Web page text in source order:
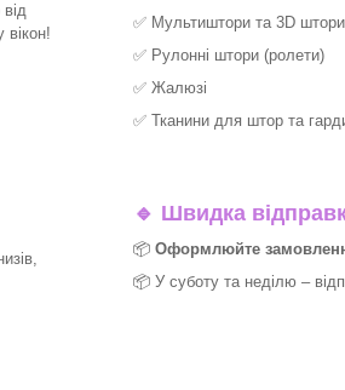
вікон!​
✅ Мультиштори та 3D штори
✅ Рулонні штори (ролети)
✅ Жалюзі
✅ Тканини для штор та
🔹 Швидка
📦 Оформлюйте
📦 У суботу та неділю –